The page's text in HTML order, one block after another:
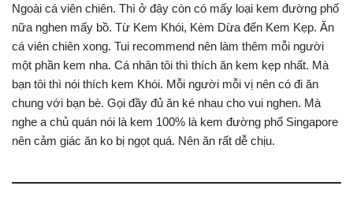
Ngoài cá viên chiên. Thì ở đây còn có mấy loại kem đường phố
nữa nghen mấy bồ. Từ Kem Khói, Kèm Dừa đến Kem Kẹp. Ăn
cá viên chiên xong. Tui recommend nên làm thêm mỗi người
một phần kem nha. Cá nhân tôi thì thích ăn kem kẹp nhất. Mà
bạn tôi thì nói thích kem Khói. Mỗi người mỗi vị nên có đi ăn
chung với bạn bè. Gọi đầy đủ ăn ké nhau cho vui nghen. Mà
nghe a chủ quán nói là kem 100% là kem đường phố Singapore
nên cảm giác ăn ko bị ngọt quá. Nên ăn rất dễ chịu.